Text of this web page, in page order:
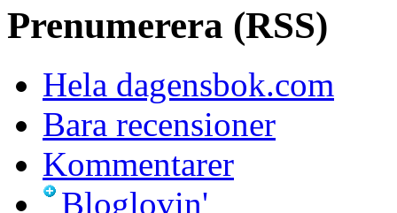
Prenumerera (RSS)
Hela dagensbok.com
Bara recensioner
Kommentarer
Bloglovin'